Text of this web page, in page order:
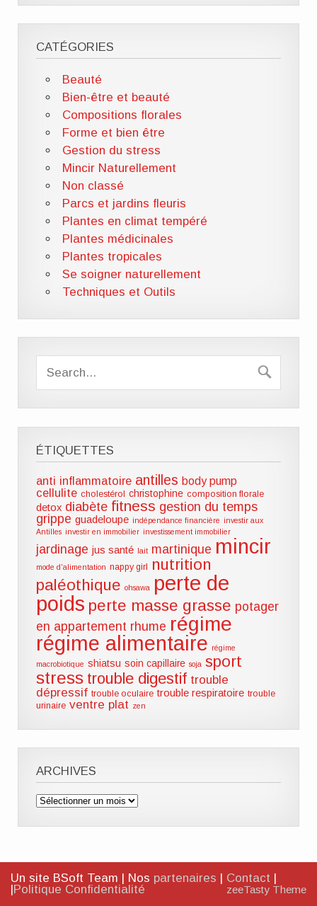
CATÉGORIES
Beauté
Bien-être et beauté
Compositions florales
Forme et bien être
Gestion du stress
Mincir Naturellement
Non classé
Parcs et jardins fleuris
Plantes en climat tempéré
Plantes médicinales
Plantes tropicales
Se soigner naturellement
Techniques et Outils
ÉTIQUETTES
anti inflammatoire antilles body pump
cellulite cholestérol christophine composition florale
detox diabète fitness gestion du temps
grippe guadeloupe indépendance financière investir aux
Antilles investir en immobilier investissement immobilier
jardinage jus santé lait martinique mincir
mode d'alimentation nappy girl
nutrition
paléothique ohsawa
perte de
poids perte masse grasse potager
en appartement rhume régime
régime alimentaire régime
macrobiotique shiatsu soin capillaire soja sport
stress trouble digestif trouble
dépressif trouble oculaire trouble respiratoire trouble
urinaire ventre plat zen
ARCHIVES
Archives
Un site BSoft Team | Nos partenaires | Contact |
|Politique Confidentialité zeeTasty Theme